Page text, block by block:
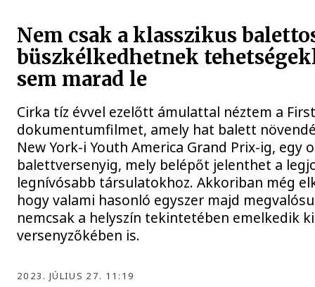
Nem csak a klasszikus
büszkélkedhetnek
sem marad le
Cirka tíz évvel ezelőtt ámulattal néztem a
dokumentumfilmet, amely hat balett
New York-i Youth America Grand Prix-ig, egy
balettversenyig, mely belépőt jelenthet a
legnívósabb társulatokhoz. Akkoriban még
hogy valami hasonló egyszer majd
nemcsak a helyszín tekintetében emelkedik
versenyzőkében is.
2023. JÚLIUS 27. 11:19